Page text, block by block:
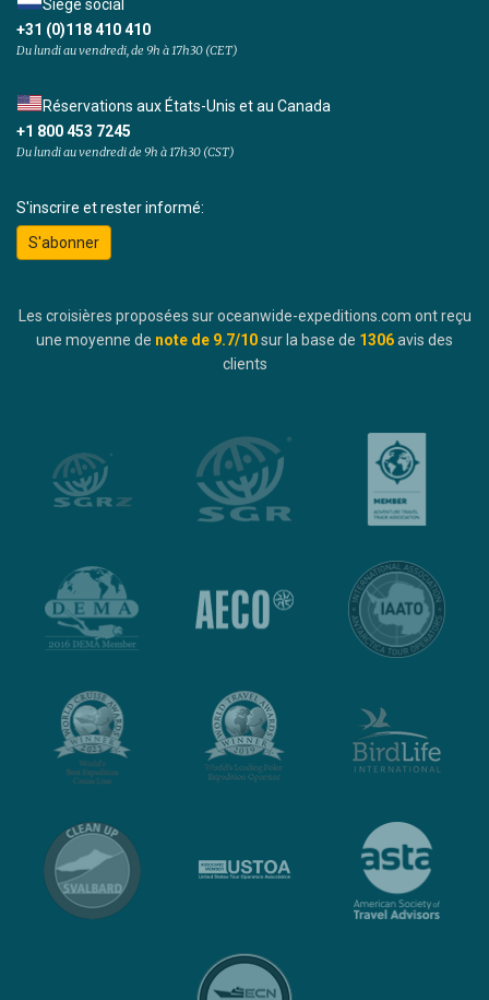
Siège social
+31 (0)118 410 410
Du lundi au vendredi, de 9h à 17h30 (CET)
Réservations aux États-Unis et au Canada
+1 800 453 7245
Du lundi au vendredi de 9h à 17h30 (CST)
S'inscrire et rester informé:
S'abonner
Les croisières proposées sur oceanwide-expeditions.com ont reçu
une moyenne de note de 9.7/10sur la base de 1306avis des
clients